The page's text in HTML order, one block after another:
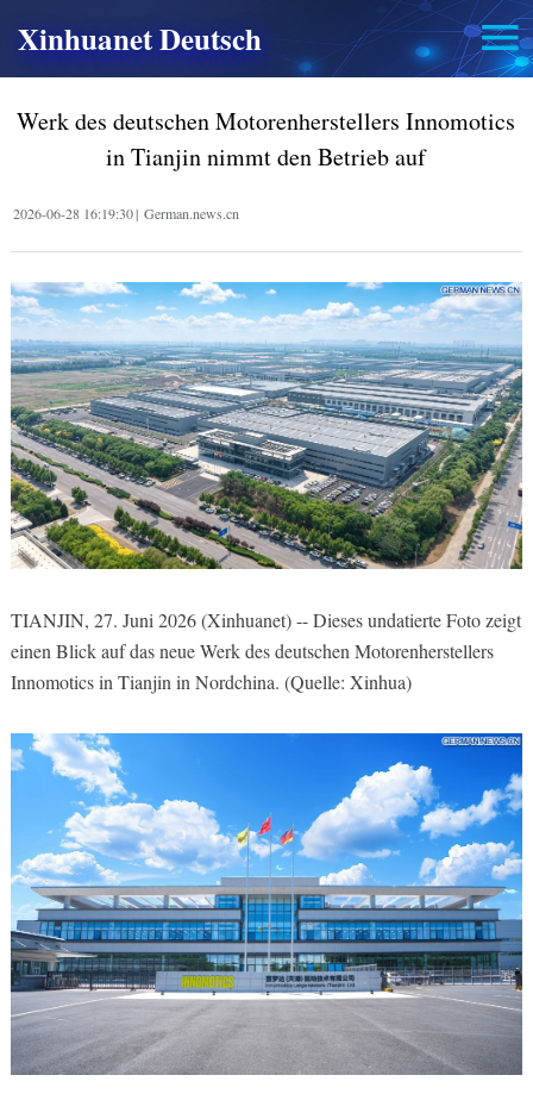
Xinhuanet Deutsch
Werk des deutschen Motorenherstellers Innomotics
in Tianjin nimmt den Betrieb auf
2026-06-28 16:19:30| German.news.cn
TIANJIN, 27. Juni 2026 (Xinhuanet) -- Dieses undatierte Foto zeigt
einen Blick auf das neue Werk des deutschen Motorenherstellers
Innomotics in Tianjin in Nordchina. (Quelle: Xinhua)